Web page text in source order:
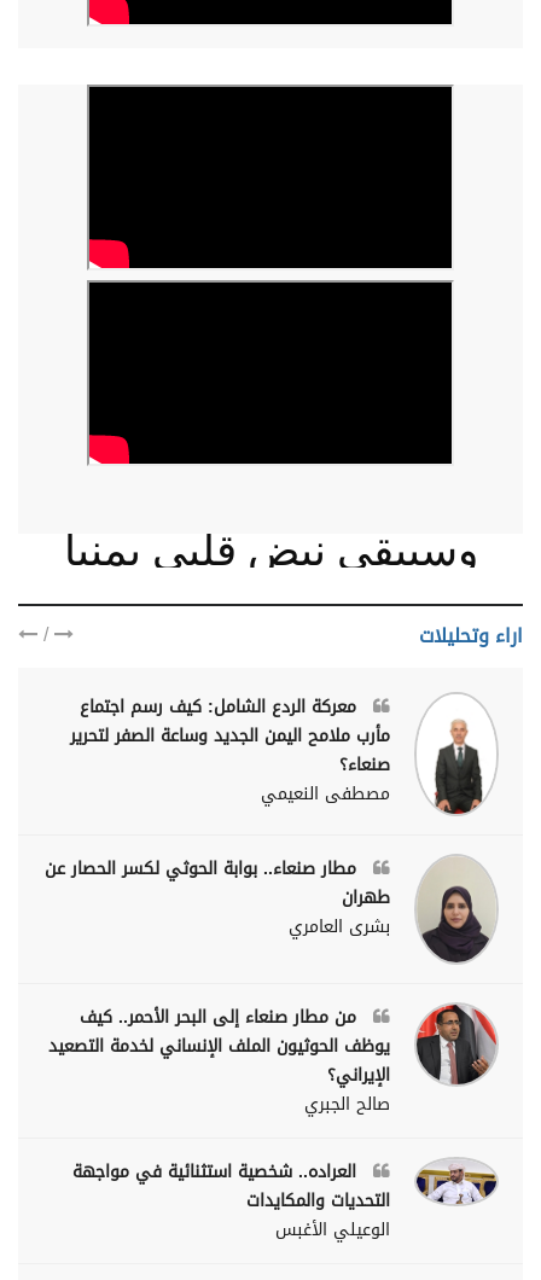
وسيبقى نبض قلبي يمنيا
اراء وتحليلات /
معركة الردع الشامل: كيف رسم اجتماع
مأرب ملامح اليمن الجديد وساعة الصفر لتحرير
صنعاء؟
مصطفى النعيمي
مطار صنعاء.. بوابة الحوثي لكسر الحصار عن
طهران
بشرى العامري
من مطار صنعاء إلى البحر الأحمر.. كيف
يوظف الحوثيون الملف الإنساني لخدمة التصعيد
الإيراني؟
صالح الجبري
العراده.. شخصية استثنائية في مواجهة
التحديات والمكايدات
الوعيلي الأغبس